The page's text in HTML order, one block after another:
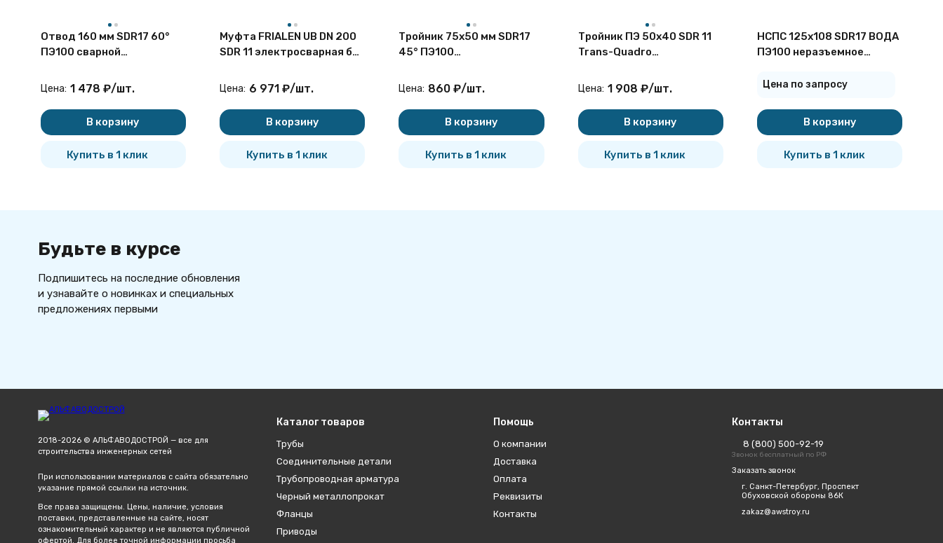
Отвод 160 мм SDR17 60°
ПЭ100 сварной
Цена: 1 478 ₽/шт.
В корзину
Купить в 1 клик
Муфта FRIALEN UB DN 200
SDR 11 электросварная без
Цена: 6 971 ₽/шт.
В корзину
Купить в 1 клик
Тройник 75х50 мм SDR17
45° ПЭ100
сварной сегментный ПНД
Цена: 860 ₽/шт.
В корзину
Купить в 1 клик
Тройник ПЭ 50x40 SDR 11
Trans-Quadro
Цена: 1 908 ₽/шт.
В корзину
Купить в 1 клик
НСПС 125х108 SDR17 ВОДА
ПЭ100 неразъемное
сталь
Цена по запросу
В корзину
Купить в 1 клик
Будьте в курсе
Подпишитесь на последние обновления
и узнавайте о новинках и специальных
предложениях первыми
2018-2026 © АЛЬФАВОДОСТРОЙ — все для
строительства инженерных сетей
При использовании материалов с сайта обязательно
указание прямой ссылки на источник.
Все права защищены. Цены, наличие, условия
поставки, представленные на сайте, носят
ознакомительный характер и не являются публичной
офертой. Для более точной информации просьба
Каталог товаров
Трубы
Соединительные детали
Трубопроводная арматура
Черный металлопрокат
Фланцы
Приводы
Помощь
О компании
Доставка
Оплата
Реквизиты
Контакты
Контакты
8 (800) 500-92-19
Звонок бесплатный по РФ
Заказать звонок
г. Санкт-Петербург, Проспект
Обуховской обороны 86К
zakaz@awstroy.ru